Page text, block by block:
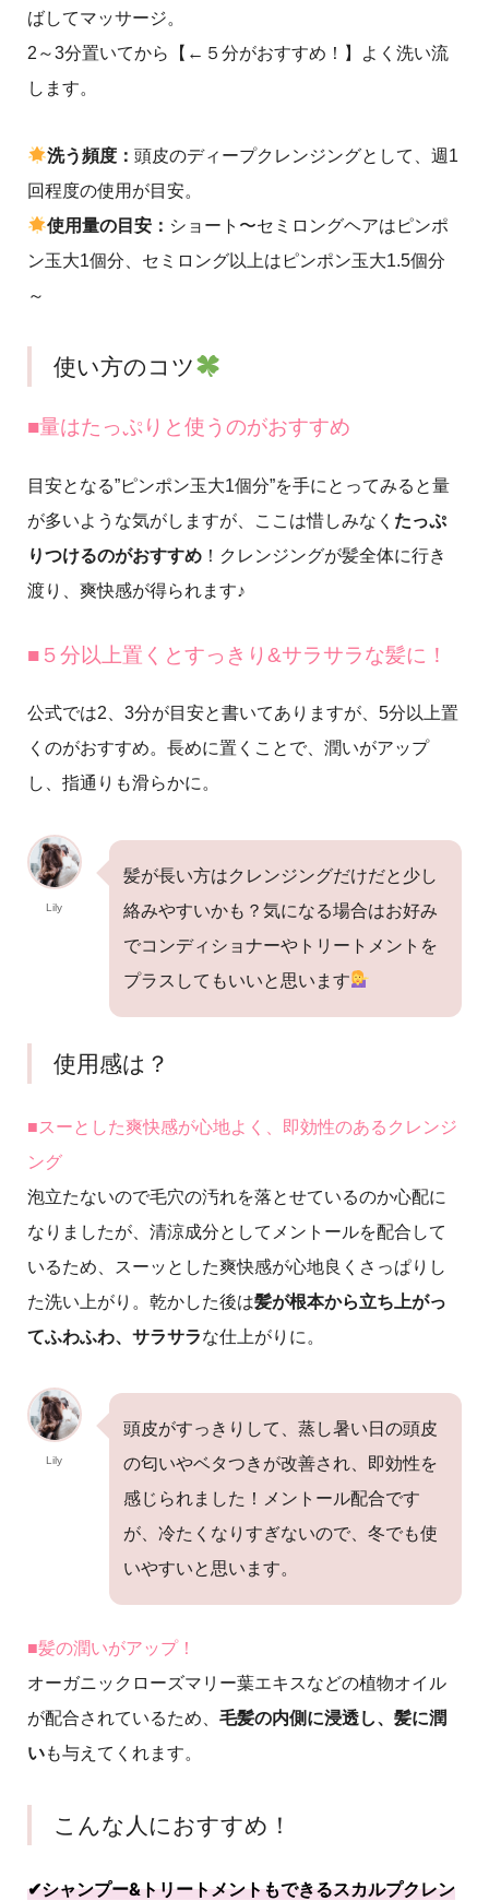
ばしてマッサージ。
2～3分置いてから【←５分がおすすめ！】よく洗い流
します。
洗う頻度：頭皮のディープクレンジングとして、週1
回程度の使用が目安。
使用量の目安： ショート〜セミロングヘアはピンポ
ン玉大1個分、セミロング以上はピンポン玉大1.5個分
～
使い方のコツ
■量はたっぷりと使うのがおすすめ
目安となる”ピンポン玉大1個分”を手にとってみると量
が多いような気がしますが、ここは惜しみなく たっぷ
りつけるのがおすすめ！クレンジングが髪全体に行き
渡り、爽快感が得られます♪
■５分以上置くとすっきり&サラサラな髪に！
公式では2、3分が目安と書いてありますが、5分以上置
くのがおすすめ。長めに置くことで、潤いがアップ
し、指通りも滑らかに。
Lily
髪が長い方はクレンジングだけだと少し
絡みやすいかも？気になる場合はお好み
でコンディショナーやトリートメントを
プラスしてもいいと思います
使用感は？
■スーとした爽快感が心地よく、即効性のあるクレンジ
ング
泡立たないので毛穴の汚れを落とせているのか心配に
なりましたが、清涼成分としてメントールを配合して
いるため、スーッとした爽快感が心地良くさっぱりし
た洗い上がり。乾かした後は髪が根本から立ち上がっ
てふわふわ、サラサラな仕上がりに。
Lily
頭皮がすっきりして、蒸し暑い日の頭皮
の匂いやベタつきが改善され、即効性を
感じられました！メントール配合です
が、冷たくなりすぎないので、冬でも使
いやすいと思います。
■髪の潤いがアップ！
オーガニックローズマリー葉エキスなどの植物オイル
が配合されているため、 毛髪の内側に浸透し、髪に潤
いも与えてくれます。
こんな人におすすめ！
✔︎シャンプー&トリートメントもできるスカルプクレン